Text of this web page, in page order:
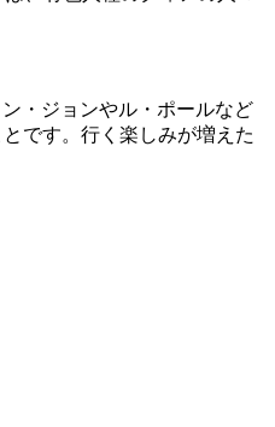
・ジョンやル・ポールなど
です。行く楽しみが増えた